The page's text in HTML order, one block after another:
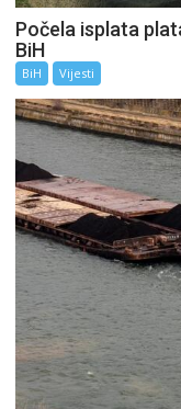
Počela isplata
BiH
BiH Vijesti